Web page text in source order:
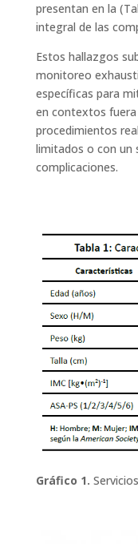
presentan en la
integral de las
Estos hallazgos
monitoreo
específicas para
en contextos
procedimientos
limitados o con un
complicaciones.
Gráfico 1.